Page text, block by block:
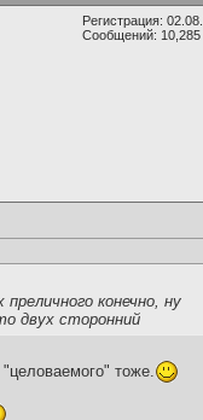
Регистрация:
Сообщений: 10,285
конечно, ну
двух сторонний
тоже.